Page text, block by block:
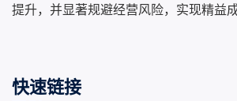
提升，并显著规避经营风险，实现精益成
快速链接